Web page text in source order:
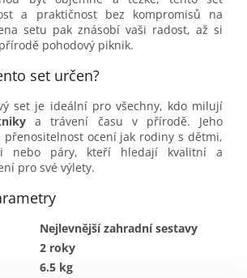
a praktičnost bez kompromisů na
setu pak znásobí vaši radost, až si
pohodový piknik.
set určen?
set je ideální pro všechny, kdo milují
a trávení času v přírodě. Jeho
ocení jak rodiny s dětmi,
nebo páry, kteří hledají kvalitní a
pro své výlety.
Nejlevnější zahradní sestavy
2 roky
6.5 kg